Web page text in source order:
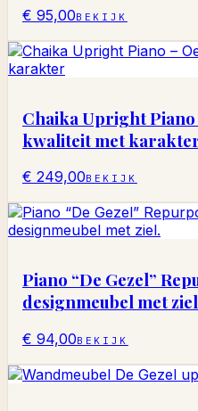
€ 95,00BEKIJK
Chaika Upright
kwaliteit met
€ 249,00BEKIJK
Piano “De Gezel”
designmeubel met
€ 94,00BEKIJK